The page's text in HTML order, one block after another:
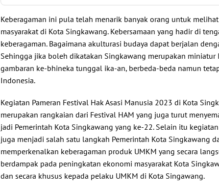
Keberagaman ini pula telah menarik banyak orang untuk
masyarakat di Kota Singkawang. Kebersamaan yang hadir di
keberagaman. Bagaimana akulturasi budaya dapat berjalan
Sehingga jika boleh dikatakan Singkawang merupakan miniatur
gambaran ke-bhineka tunggal ika-an, berbeda-beda namun
Indonesia.
Kegiatan Pameran Festival Hak Asasi Manusia 2023 di Kota
merupakan rangkaian dari Festival HAM yang juga turut
jadi Pemerintah Kota Singkawang yang ke-22. Selain itu
juga menjadi salah satu langkah Pemerintah Kota Singkawang
memperkenalkan keberagaman produk UMKM yang secara
berdampak pada peningkatan ekonomi masyarakat Kota
dan secara khusus kepada pelaku UMKM di Kota Singawang.